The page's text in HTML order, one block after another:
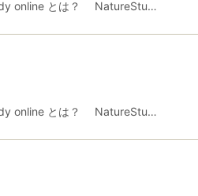
online とは？ NatureStu…
online とは？ NatureStu…